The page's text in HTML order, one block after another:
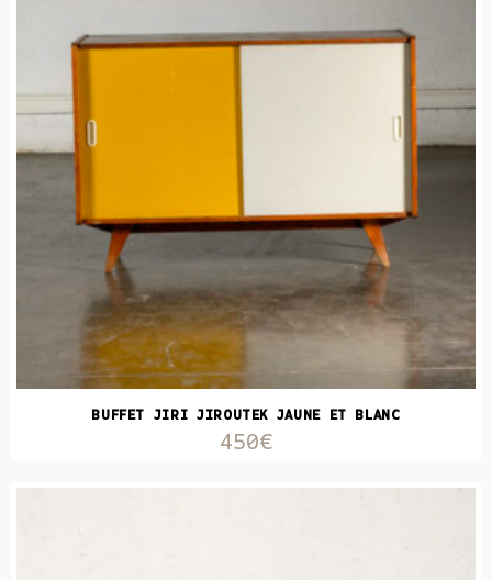
BUFFET JIRI JIROUTEK JAUNE ET BLANC
450€